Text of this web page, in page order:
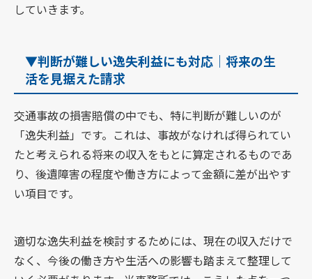
していきます。
▼判断が難しい逸失利益にも対応｜将来の生
活を見据えた請求
交通事故の損害賠償の中でも、特に判断が難しいのが
「逸失利益」です。これは、事故がなければ得られてい
たと考えられる将来の収入をもとに算定されるものであ
り、後遺障害の程度や働き方によって金額に差が出やす
い項目です。
適切な逸失利益を検討するためには、現在の収入だけで
なく、今後の働き方や生活への影響も踏まえて整理して